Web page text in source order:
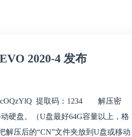
2020-4 发布
提取码：1234 解压密
硬盘。（U盘最好64G容量以上，格
解压后的“CN”文件夹放到U盘或移动